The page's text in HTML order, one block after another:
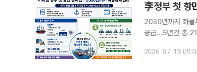
李정부 첫 항
2030년까지 화물
공급…5년간 총 21조4000억원 투자 이재명 정
해상풍력 산업 지
2026-07-19